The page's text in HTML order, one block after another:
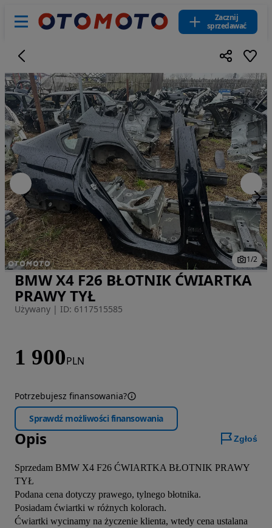
Zacznij
sprzedawać
Zdjęcie 1 z 2
1/2
BMW X4 F26 BŁOTNIK ĆWIARTKA
PRAWY TYŁ
Używany | ID: 6117515585
1 900PLN
Potrzebujesz finansowania?
Sprawdź możliwości finansowania
Opis Zgłoś
Sprzedam BMW X4 F26 ĆWIARTKA BŁOTNIK PRAWY
TYŁ
Podana cena dotyczy prawego, tylnego błotnika.
Posiadam ćwiartki w różnych kolorach.
Ćwiartki wycinamy na życzenie klienta, wtedy cena ustalana